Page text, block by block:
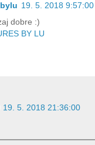
19. 5. 2018 9:57:00
dobre :)
BY LU
19. 5. 2018 21:36:00